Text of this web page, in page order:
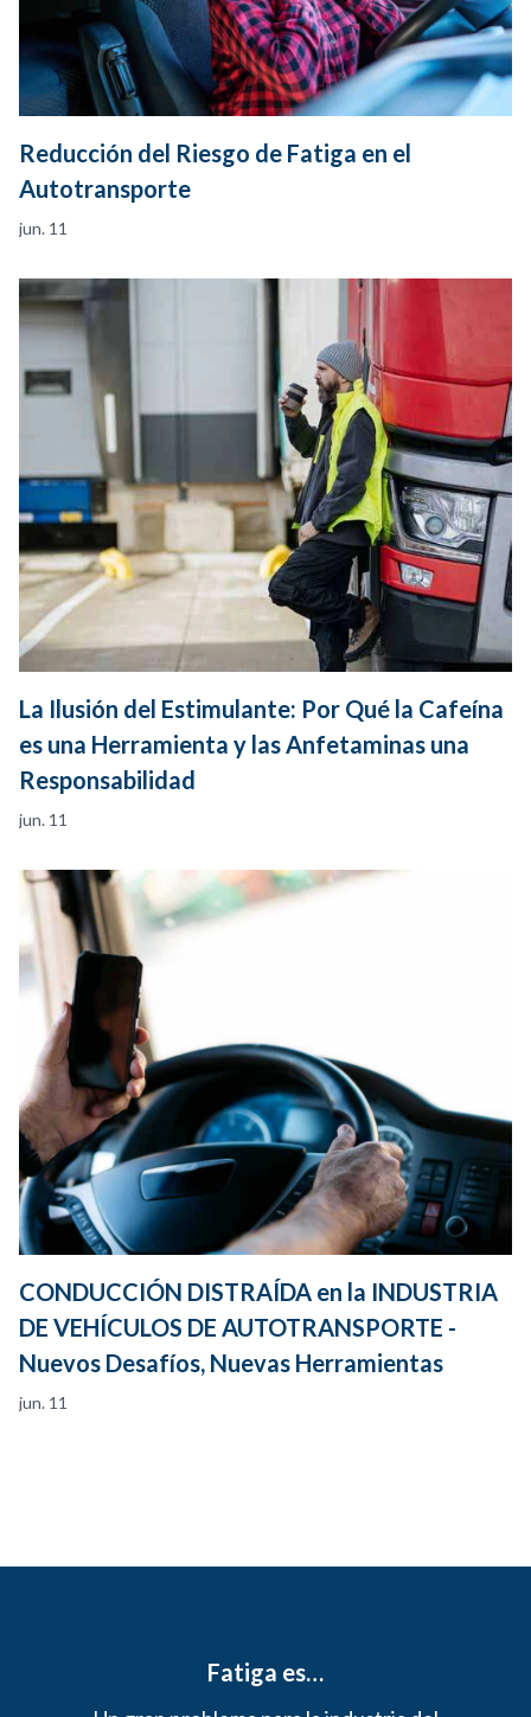
Reducción del Riesgo de Fatiga en el
Autotransporte
jun. 11
La Ilusión del Estimulante: Por Qué la Cafeína
es una Herramienta y las Anfetaminas una
Responsabilidad
jun. 11
CONDUCCIÓN DISTRAÍDA en la INDUSTRIA
DE VEHÍCULOS DE AUTOTRANSPORTE -
Nuevos Desafíos, Nuevas Herramientas
jun. 11
Fatiga es…